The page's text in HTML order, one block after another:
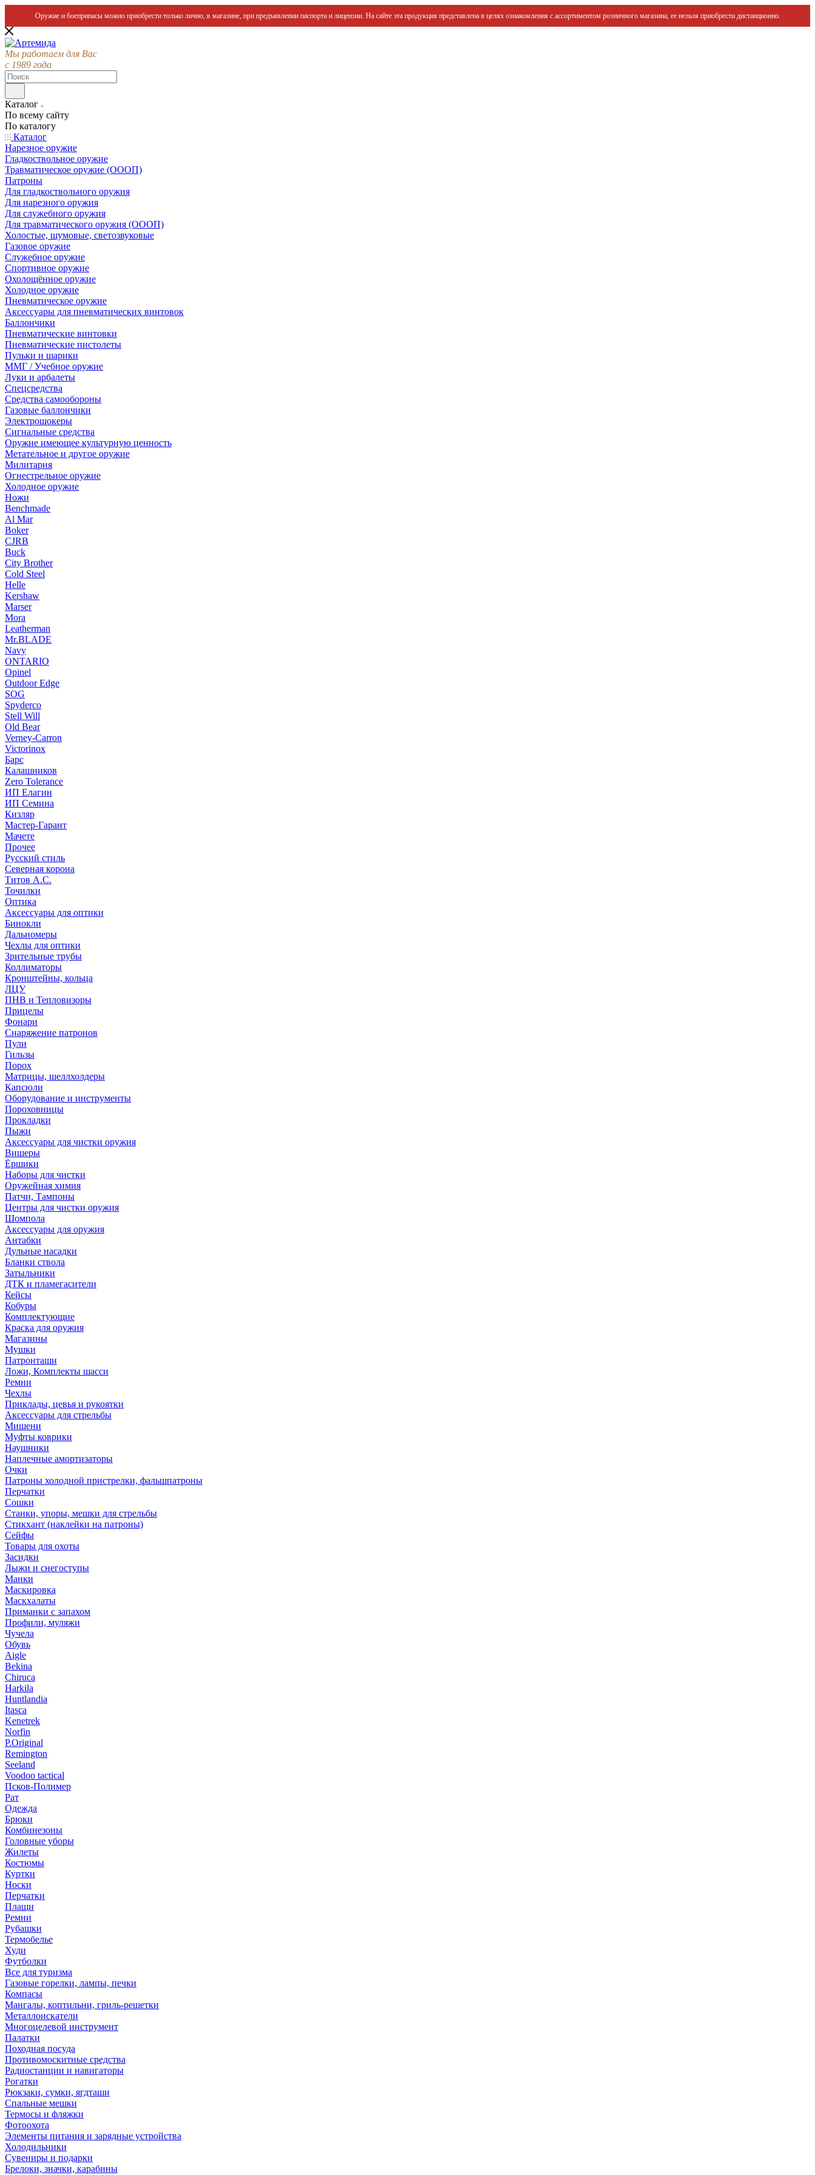
Оружие и боеприпасы можно приобрести только лично, в магазине, при предъявлении паспорта и лицензии. На сайте эта продукция представлена в целях ознакомления с ассортиментом розничного магазина, ее нельзя приобрести дистанционно.
Мы работаем для Вас
с 1989 года
Каталог
По всему сайту
По каталогу
Каталог
Нарезное оружие
Гладкоствольное оружие
Травматическое оружие (ОООП)
Патроны
Для гладкоствольного оружия
Для нарезного оружия
Для служебного оружия
Для травматического оружия (ОООП)
Холостые, шумовые, светозвуковые
Газовое оружие
Служебное оружие
Спортивное оружие
Охолощённое оружие
Холодное оружие
Пневматическое оружие
Аксессуары для пневматических винтовок
Баллончики
Пневматические винтовки
Пневматические пистолеты
Пульки и шарики
ММГ / Учебное оружие
Луки и арбалеты
Спецсредства
Средства самообороны
Газовые баллончики
Электрошокеры
Сигнальные средства
Оружие имеющее культурную ценность
Метательное и другое оружие
Милитария
Огнестрельное оружие
Холодное оружие
Ножи
Benchmade
Al Mar
Boker
CJRB
Buck
City Brother
Cold Steel
Helle
Kershaw
Marser
Mora
Leatherman
Mr.BLADE
Navy
ONTARIO
Opinel
Outdoor Edge
SOG
Spyderco
Stell Will
Old Bear
Verney-Carron
Victorinox
Барс
Калашников
Zero Tolerance
ИП Елагин
ИП Семина
Кизляр
Мастер-Гарант
Мачете
Прочее
Русский стиль
Северная корона
Титов А.С.
Точилки
Оптика
Аксессуары для оптики
Бинокли
Дальномеры
Чехлы для оптики
Зрительные трубы
Коллиматоры
Кронштейны, кольца
ЛЦУ
ПНВ и Тепловизоры
Прицелы
Фонари
Снаряжение патронов
Пули
Гильзы
Порох
Матрицы, шеллхолдеры
Капсюли
Оборудование и инструменты
Пороховницы
Прокладки
Пыжи
Аксессуары для чистки оружия
Вишеры
Ёршики
Наборы для чистки
Оружейная химия
Патчи, Тампоны
Центры для чистки оружия
Шомпола
Аксессуары для оружия
Антабки
Дульные насадки
Бланки ствола
Затыльники
ДТК и пламегасители
Кейсы
Кобуры
Комплектующие
Краска для оружия
Магазины
Мушки
Патронташи
Ложи, Комплекты шасси
Ремни
Чехлы
Приклады, цевья и рукоятки
Аксессуары для стрельбы
Мишени
Муфты коврики
Наушники
Наплечные амортизаторы
Очки
Патроны холодной пристрелки, фальшпатроны
Перчатки
Сошки
Станки, упоры, мешки для стрельбы
Стикхант (наклейки на патроны)
Сейфы
Товары для охоты
Засидки
Лыжи и снегоступы
Манки
Маскировка
Маскхалаты
Приманки с запахом
Профили, муляжи
Чучела
Обувь
Aigle
Bekina
Chiruсa
Harkila
Huntlandia
Itasca
Kenetrek
Norfin
P.Original
Remington
Seeland
Voodoo tactical
Псков-Полимер
Рат
Одежда
Брюки
Комбинезоны
Головные уборы
Жилеты
Костюмы
Куртки
Носки
Перчатки
Плащи
Ремни
Рубашки
Термобелье
Худи
Футболки
Все для туризма
Газовые горелки, лампы, печки
Компасы
Мангалы, коптильни, гриль-решетки
Металлоискатели
Многоцелевой инструмент
Палатки
Походная посуда
Противомоскитные средства
Радиостанции и навигаторы
Рогатки
Рюкзаки, сумки, ягдташи
Спальные мешки
Термосы и фляжки
Фотоохота
Элементы питания и зарядные устройства
Холодильники
Сувениры и подарки
Брелоки, значки, карабины